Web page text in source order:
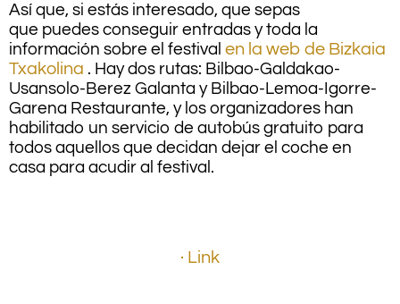
Así que, si estás interesado, que sepas
que puedes conseguir entradas y toda la
información sobre el festival en la web de Bizkaia
Txakolina . Hay dos rutas: Bilbao-Galdakao-
Usansolo-Berez Galanta y Bilbao-Lemoa-Igorre-
Garena Restaurante, y los organizadores han
habilitado un servicio de autobús gratuito para
todos aquellos que decidan dejar el coche en
casa para acudir al festival.
· Link